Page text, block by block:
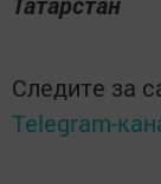
Следите за
Telegram-